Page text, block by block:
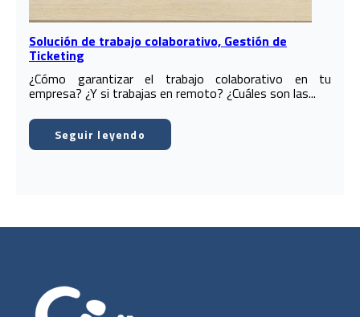
Solución de trabajo colaborativo, Gestión de
Ticketing
¿Cómo garantizar el trabajo colaborativo en tu
empresa? ¿Y si trabajas en remoto? ¿Cuáles son las...
Seguir leyendo